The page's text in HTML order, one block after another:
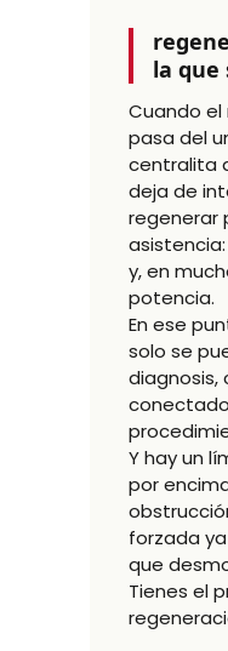
la que
Cuando el
pasa del
centralita
deja de
regenerar
y, en
potencia.
En ese
solo se
diagnosis,
Y hay un
por
forzada
que
Tienes el